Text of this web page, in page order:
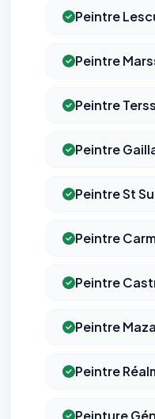
Peintre
Peintre
Peintre
Peintre
Peintre St
Peintre
Peintre
Peintre
Peintre